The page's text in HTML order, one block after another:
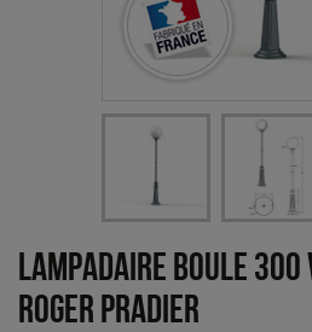
Lampadaire Boule
Roger Pradier